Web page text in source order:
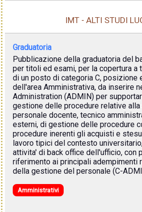
IMT - ALTI STUDI
Graduatoria
Pubblicazione della graduatoria del
per titoli ed esami, per la copertura a
di un posto di categoria C, posizione
dell'area Amministrativa, da inserire
Administration (ADMIN) per
gestione delle procedure relative alla
personale docente, tecnico
esterni, di gestione delle procedure
procedure inerenti gli acquisti e
lavoro tipici del contesto
attivita' di back office dell'ufficio, con
riferimento ai principali adempimenti
della gestione del personale (C-
Amministrativi